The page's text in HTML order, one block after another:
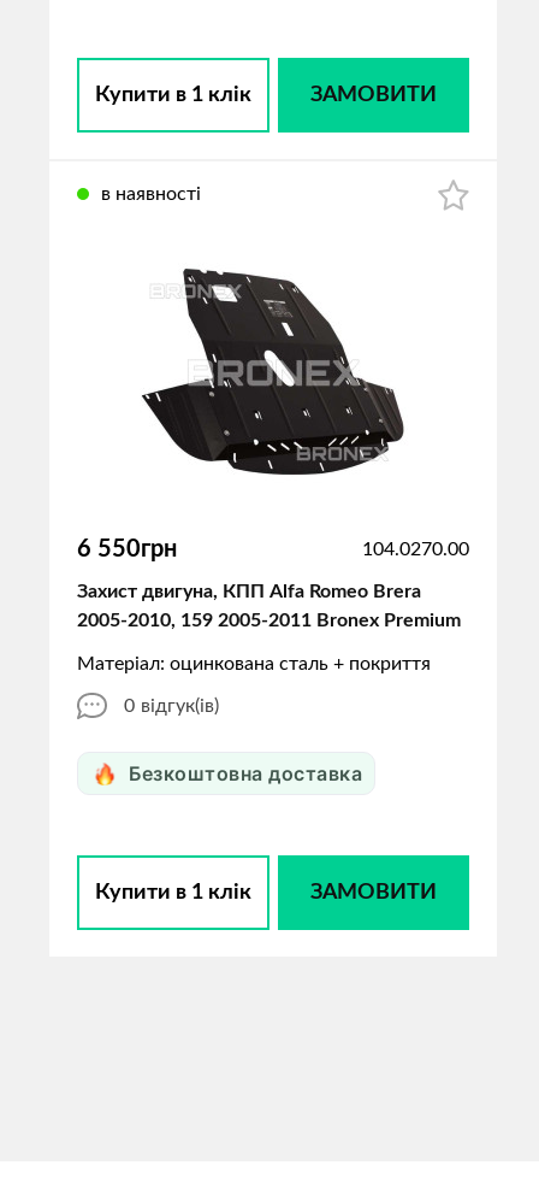
Купити в 1 клік ЗАМОВИТИ
в наявності
6 550грн 104.0270.00
Захист двигуна, КПП Alfa Romeo Brera
2005-2010, 159 2005-2011 Bronex Premium
Матеріал: оцинкована сталь + покриття
0 відгук(ів)
Безкоштовна доставка
Купити в 1 клік ЗАМОВИТИ